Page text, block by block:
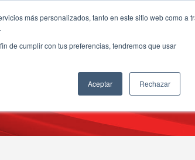
más personalizados, tanto en este sitio web como a
de cumplir con tus preferencias, tendremos que usar
Aceptar Rechazar